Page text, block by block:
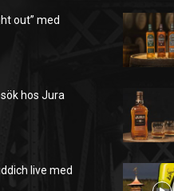
out” med
hos Jura
live med